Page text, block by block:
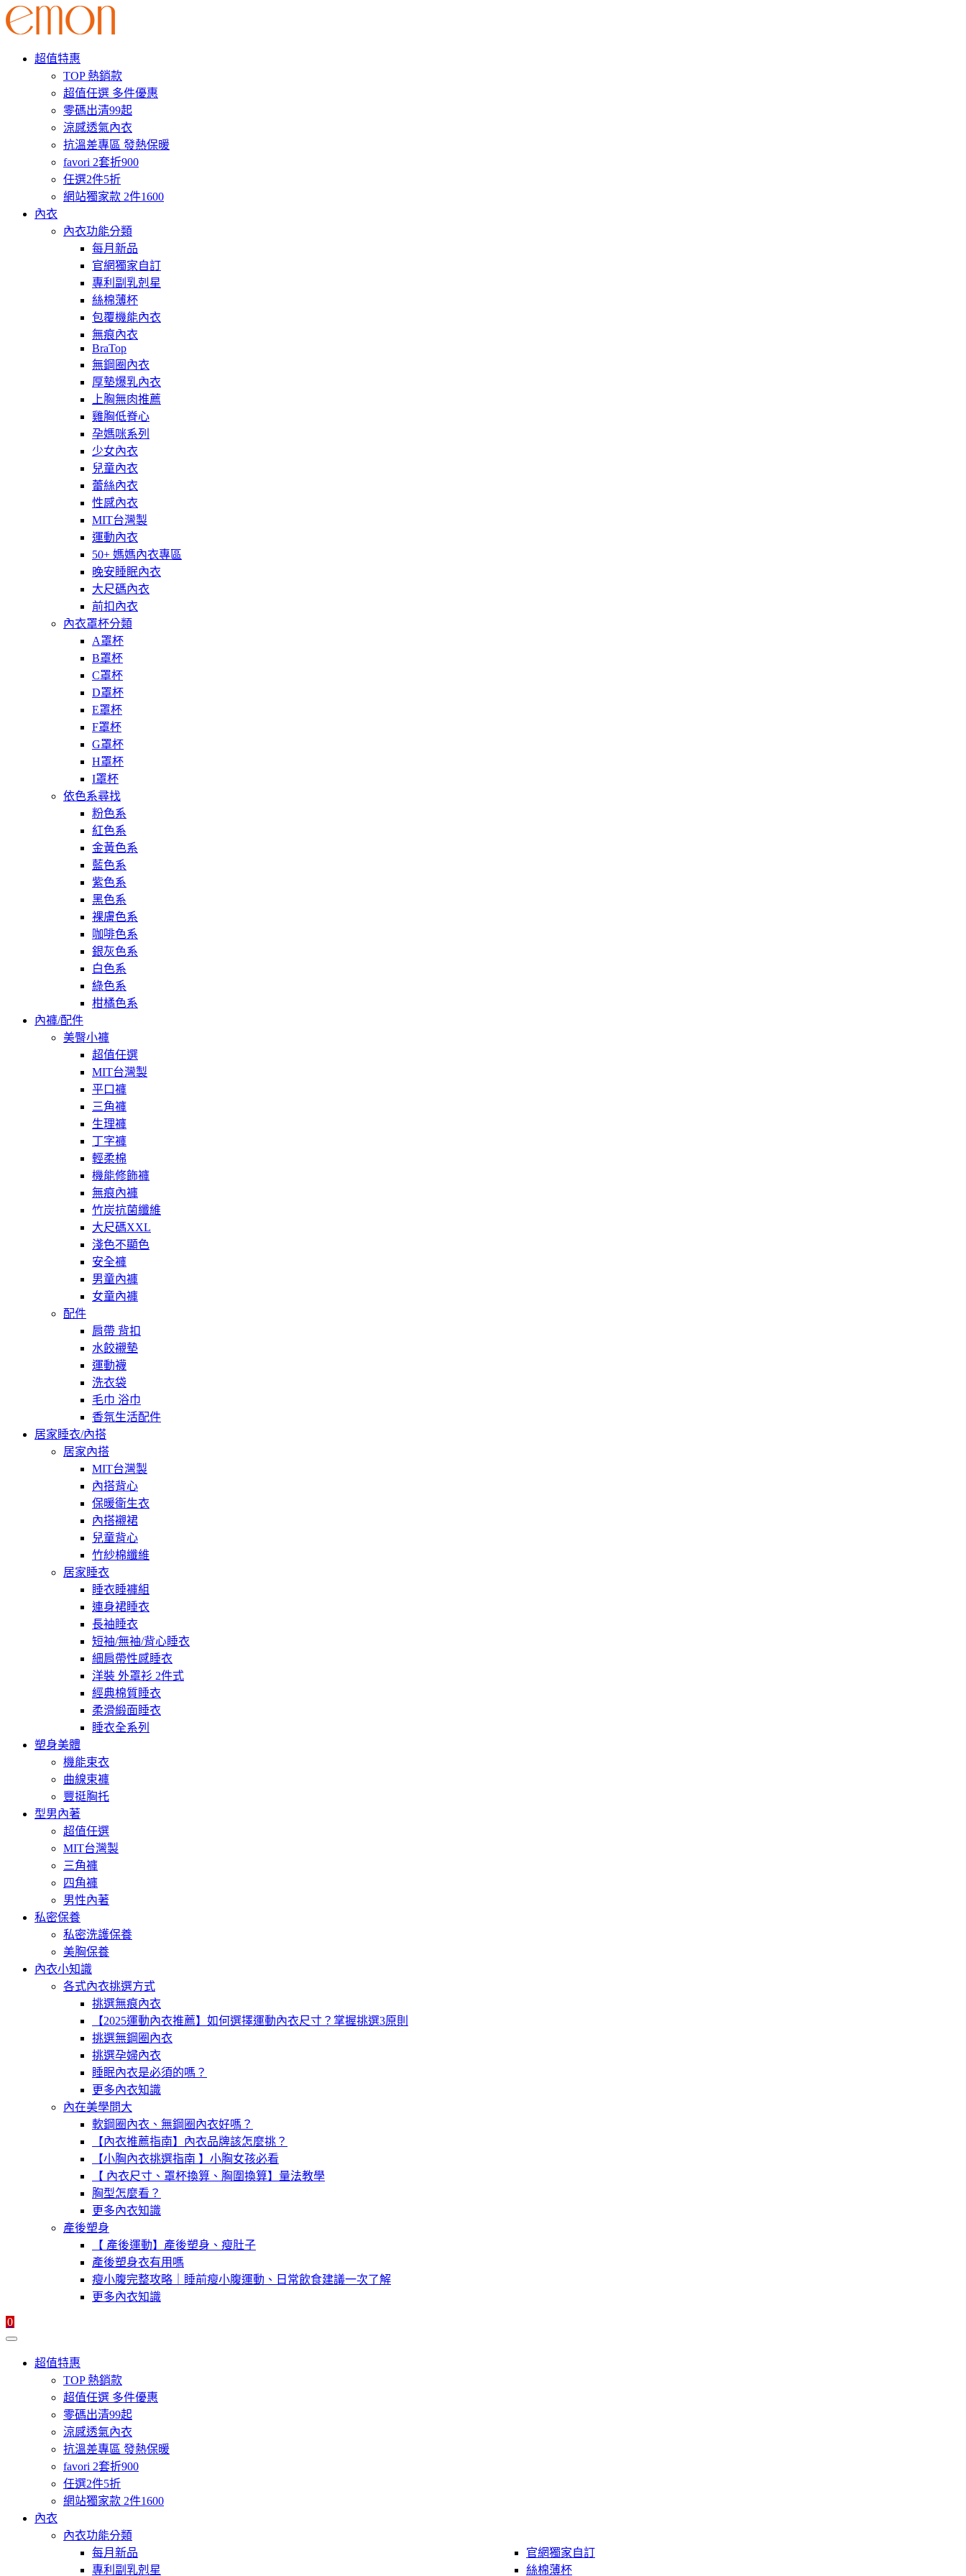
超值特惠
TOP 熱銷款
超值任選 多件優惠
零碼出清99起
涼感透氣內衣
抗溫差專區 發熱保暖
favori 2套折900
任選2件5折
網站獨家款 2件1600
內衣
內衣功能分類
每月新品
官網獨家自訂
專利副乳剋星
絲棉薄杯
包覆機能內衣
無痕內衣
BraTop
無鋼圈內衣
厚墊爆乳內衣
上胸無肉推薦
雞胸低脊心
孕媽咪系列
少女內衣
兒童內衣
蕾絲內衣
性感內衣
MIT台灣製
運動內衣
50+ 媽媽內衣專區
晚安睡眠內衣
大尺碼內衣
前扣內衣
內衣罩杯分類
A罩杯
B罩杯
C罩杯
D罩杯
E罩杯
F罩杯
G罩杯
H罩杯
I罩杯
依色系尋找
粉色系
紅色系
金黃色系
藍色系
紫色系
黑色系
裸膚色系
咖啡色系
銀灰色系
白色系
綠色系
柑橘色系
內褲/配件
美臀小褲
超值任選
MIT台灣製
平口褲
三角褲
生理褲
丁字褲
輕柔棉
機能修飾褲
無痕內褲
竹炭抗菌纖維
大尺碼XXL
淺色不顯色
安全褲
男童內褲
女童內褲
配件
肩帶 背扣
水餃襯墊
運動襪
洗衣袋
毛巾 浴巾
香氛生活配件
居家睡衣/內搭
居家內搭
MIT台灣製
內搭背心
保暖衛生衣
內搭襯裙
兒童背心
竹紗棉纖維
居家睡衣
睡衣睡褲組
連身裙睡衣
長袖睡衣
短袖/無袖/背心睡衣
細肩帶性感睡衣
洋裝 外罩衫 2件式
經典棉質睡衣
柔滑緞面睡衣
睡衣全系列
塑身美體
機能束衣
曲線束褲
豐挺胸托
型男內著
超值任選
MIT台灣製
三角褲
四角褲
男性內著
私密保養
私密洗護保養
美胸保養
內衣小知識
各式內衣挑選方式
挑選無痕內衣
【2025運動內衣推薦】如何選擇運動內衣尺寸？掌握挑選3原則
挑選無鋼圈內衣
挑選孕婦內衣
睡眠內衣是必須的嗎？
更多內衣知識
內在美學問大
軟鋼圈內衣、無鋼圈內衣好嗎？
【內衣推薦指南】內衣品牌該怎麼挑？
【小胸內衣挑選指南 】小胸女孩必看
【 內衣尺寸、罩杯換算、胸圍換算】量法教學
胸型怎麼看？
更多內衣知識
產後塑身
【 產後運動】產後塑身、瘦肚子
產後塑身衣有用嗎
瘦小腹完整攻略｜睡前瘦小腹運動、日常飲食建議一次了解
更多內衣知識
0
超值特惠
TOP 熱銷款
超值任選 多件優惠
零碼出清99起
涼感透氣內衣
抗溫差專區 發熱保暖
favori 2套折900
任選2件5折
網站獨家款 2件1600
內衣
內衣功能分類
每月新品
官網獨家自訂
專利副乳剋星
絲棉薄杯